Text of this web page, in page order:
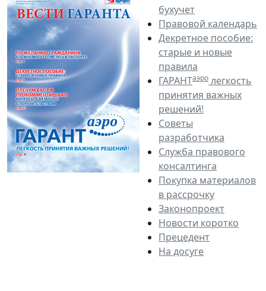
бухучет
Правовой календарь
Декретное пособие:
старые и новые
правила
ГАРАНТаэро легкость
принятия важных
решений!
Советы
разработчика
Служба правового
консалтинга
Покупка материалов
в рассрочку
Законопроект
Новости коротко
Прецедент
На досуге